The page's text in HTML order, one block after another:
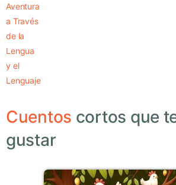
Aventura
a Través
de la
Lengua
y el
Lenguaje
Cuentos cortos que
gustar